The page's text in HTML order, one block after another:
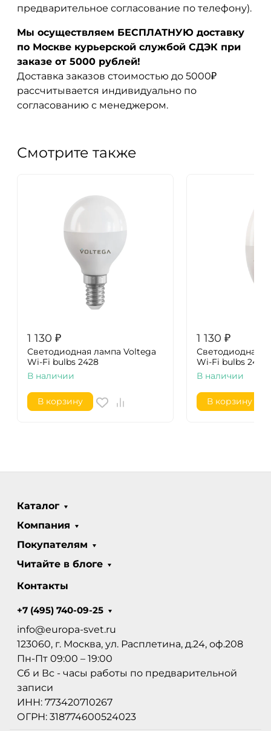
предварительное согласование по телефону).
Мы осуществляем БЕСПЛАТНУЮ доставку
по Москве курьерской службой СДЭК при
заказе от 5000 рублей!
Доставка заказов стоимостью до 5000₽
рассчитывается индивидуально по
согласованию с менеджером.
Смотрите также
1 130 ₽
Светодиодная лампа Voltega
Wi-Fi bulbs 2428
В наличии
В корзину
1 130 ₽
Светодиодная
Wi-Fi bulbs 2427
В наличии
В корзину
Каталог
Компания
Покупателям
Читайте в блоге
Контакты
+7 (495) 740-09-25
info@europa-svet.ru
123060, г. Москва, ул. Расплетина, д.24, оф.208
Пн-Пт 09:00 – 19:00
Сб и Вс - часы работы по предварительной
записи
ИНН: 773420710267
ОГРН: 318774600524023